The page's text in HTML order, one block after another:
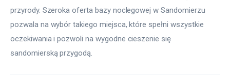
przyrody. Szeroka oferta bazy noclegowej w Sandomierzu
pozwala na wybór takiego miejsca, które spełni wszystkie
oczekiwania i pozwoli na wygodne cieszenie się
sandomierską przygodą.